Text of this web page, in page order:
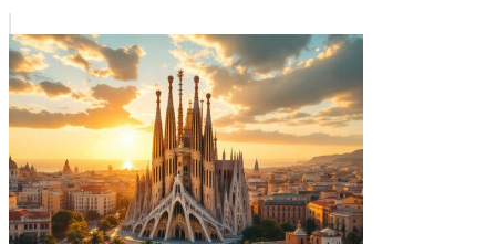
8213 oferte
de la 210 €